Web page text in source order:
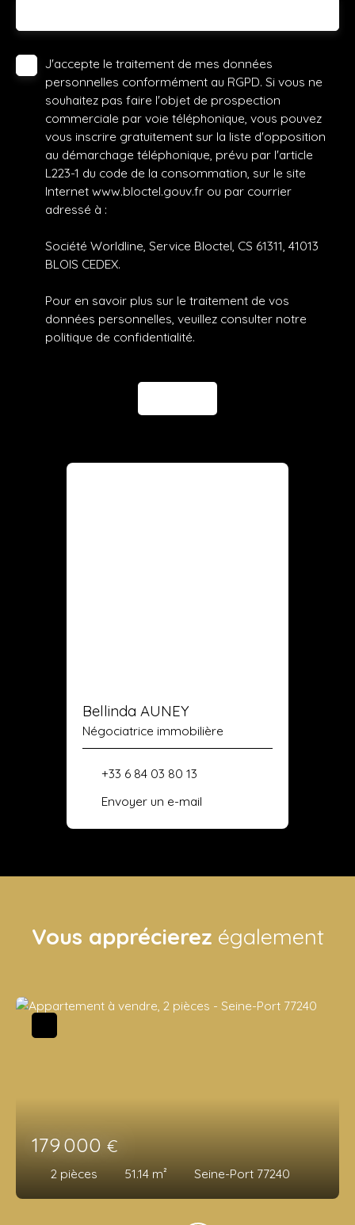
J'accepte le traitement de mes données
personnelles conformément au RGPD. Si vous ne
souhaitez pas faire l'objet de prospection
commerciale par voie téléphonique, vous pouvez
vous inscrire gratuitement sur la liste d'opposition
au démarchage téléphonique, prévu par l'article
L223-1 du code de la consommation, sur le site
Internet www.bloctel.gouv.fr ou par courrier
adressé à :
Société Worldline, Service Bloctel, CS 61311, 41013
BLOIS CEDEX.
Pour en savoir plus sur le traitement de vos
données personnelles, veuillez consulter notre
politique de confidentialité.
Bellinda AUNEY
Négociatrice immobilière
+33 6 84 03 80 13
Envoyer un e-mail
Vous apprécierez également
179 000 €
2 pièces 51.14 m² Seine-Port 77240